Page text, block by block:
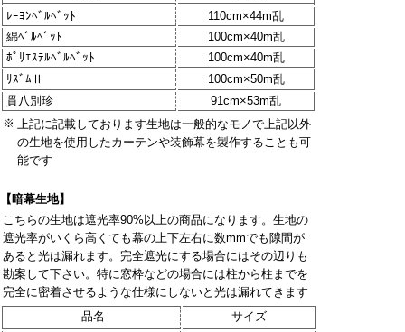
ﾚｰﾖﾝﾍﾞﾙﾍﾞｯﾄ
110cm×44m乱
綿ﾍﾞﾙﾍﾞｯﾄ
100cm×40m乱
ﾎﾟﾘｴｽﾃﾙﾍﾞﾙﾍﾞｯﾄ
100cm×40m乱
ﾘｽﾞﾑⅡ
100cm×50m乱
貫八別珍
91cm×53m乱
※ 上記に記載しております生地は一般的なモノで上記以外
の生地を使用したカーテンや装飾幕を製作することも可
能です
【暗幕生地】
こちらの生地は遮光率90%以上の商品になります。生地の
遮光率がいくら高くても幕の上下左右に数mmでも隙間が
あると光は漏れます。完全遮光にする場合にはその辺りも
勘案して下さい。特に窓枠などの場合には柱から柱までを
完全に密着させるような仕様にしないと光は漏れてきます
品名
サイズ